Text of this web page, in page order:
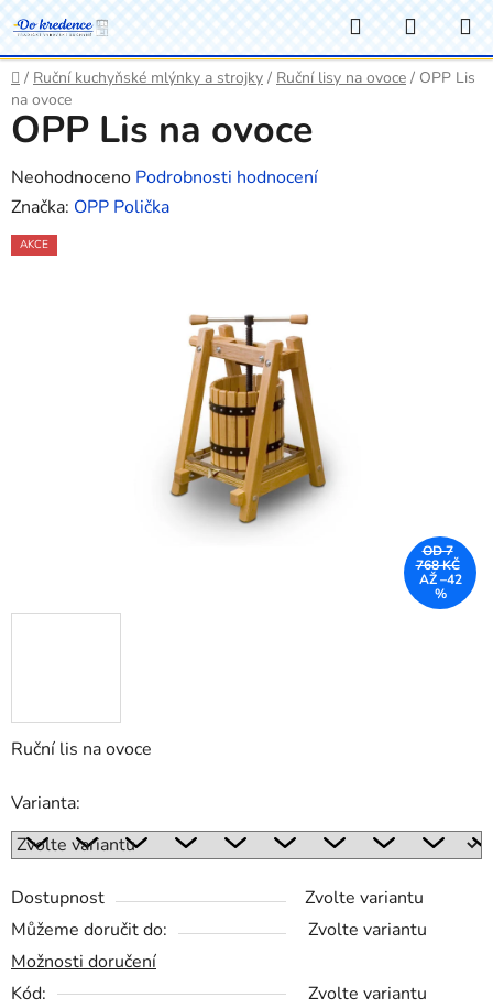
Přejít
na
obsah
Hledat
KOŠÍK
Domů
/ Ruční kuchyňské mlýnky a strojky / Ruční lisy na ovoce / OPP Lis
na ovoce
Ruční lis na ovoce
Varianta:
Dostupnost
Zvolte variantu
Můžeme doručit do:
Zvolte variantu
Možnosti doručení
Kód:
Zvolte variantu
OPP Lis na ovoce
Průměrné
hodnocení
produktu
Neohodnoceno Podrobnosti hodnocení
Značka: OPP Polička
AKCE
OD 7
768 KČ
AŽ –42
%